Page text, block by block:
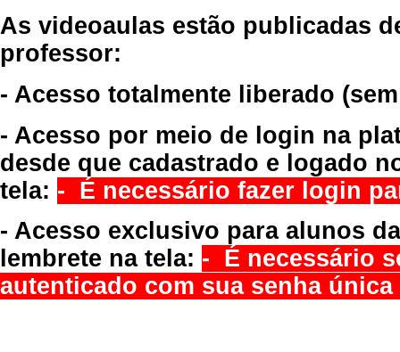
As videoaulas estão publicadas
professor:
- Acesso totalmente liberado
- Acesso por meio de login na
desde que cadastrado e logado
tela: - É necessário fazer login
- Acesso exclusivo para alunos
lembrete na tela: - É necessário
autenticado com sua senha